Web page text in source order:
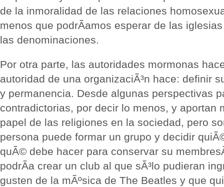
de la inmoralidad de las relaciones
menos que podrÃ­amos esperar de las
las denominaciones.
Por otra parte, las autoridades mormonas
autoridad de una organizaciÃ³n hace: definir
y permanencia. Desde algunas perspectivas
contradictorias, por decir lo menos, y aportan
papel de las religiones en la sociedad, pero
persona puede formar un grupo y decidir
quÃ© debe hacer para conservar su
podrÃ­a crear un club al que sÃ³lo pudieran
gusten de la mÃºsica de The Beatles y que